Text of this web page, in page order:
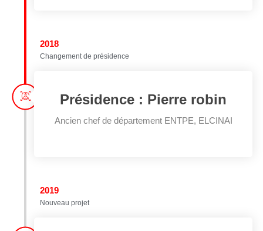
2018
Changement de présidence
Présidence : Pierre robin
Ancien chef de département ENTPE, ELCINAI
2019
Nouveau projet